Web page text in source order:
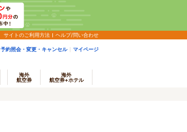
サイトのご利用方法 ヘルプ/問い合わせ
予約照会・変更・キャンセル マイページ
海外
航空券
海外
航空券+ホテル